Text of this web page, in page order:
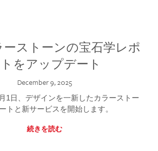
ーストーンの宝石学レポ
をアップデート
December 9, 2025
1日、デザインを一新したカラーストー
トと新サービスを開始します。
続きを読む